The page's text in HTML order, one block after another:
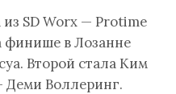
SD Worx — Protime
финише в Лозанне
Второй стала Ким
Деми Воллеринг.